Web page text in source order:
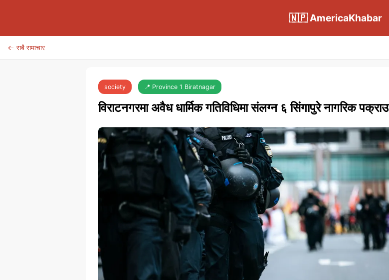
🇳🇵 AmericaKhabar
← सबै समाचार
society 📍 Province 1 Biratnagar
विराटनगरमा अवैध धार्मिक गतिविधिमा संलग्न ६ सिंगापुरे नागरिक पक्राउ